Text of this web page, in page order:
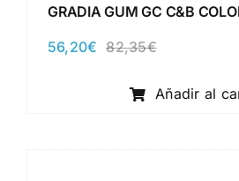
GRADIA GUM GC C&B
82,35€El
original
era:
56,20€
El
actual
es:
Añadir al